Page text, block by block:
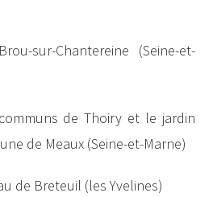
sur-Chantereine (Seine-et-
de Thoiry et le jardin
de Meaux (Seine-et-Marne)
de Breteuil (les Yvelines)